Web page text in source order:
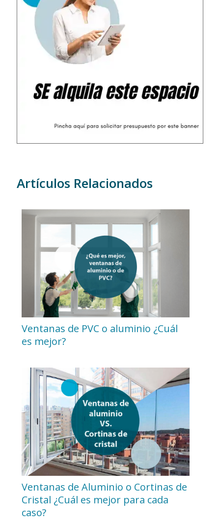
Artículos Relacionados
Ventanas de PVC o aluminio ¿Cuál
es mejor?
Ventanas de Aluminio o Cortinas de
Cristal ¿Cuál es mejor para cada
caso?